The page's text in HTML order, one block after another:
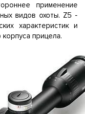
применение
видов охоты. Z5 -
характеристик и
прицела.